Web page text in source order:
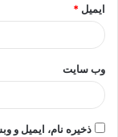
ایمیل *
وب‌ سایت
ذخیره نام، ایمیل و